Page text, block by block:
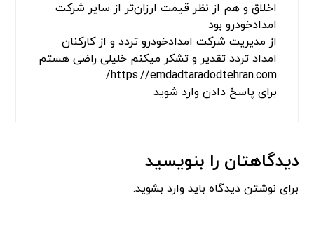
اخلاق و هم از نظر قیمت ارزان‌تر از سایر شرکت
امدادخودرو بود
از مدیریت شرکت امدادخودرو تردد و از کارکنان
امداد تردد تقدیر و تشکر میکنم خلیلی راضی هستم
https://emdadtaradodtehran.com/
برای پاسخ دادن وارد شوید
دیدگاهتان را بنویسید
برای نوشتن دیدگاه باید وارد بشوید.